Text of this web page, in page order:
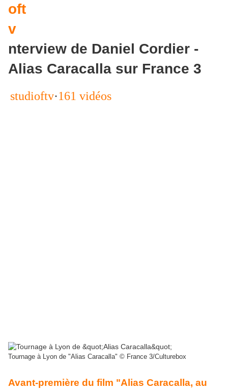
nterview de Daniel Cordier -
Alias Caracalla sur France 3
studioftv·161 vidéos
Tournage à Lyon de "Alias Caracalla" © France 3/Culturebox
Avant-première du film "Alias Caracalla, au